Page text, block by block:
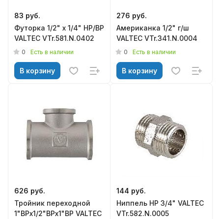
83 руб.
Футорка 1/2" х 1/4" НР/ВР
VALTEC VTr.581.N.0402
0 Есть в наличии
В корзину
276 руб.
Американка 1/2" г/ш
VALTEC VTr.341.N.0004
0 Есть в наличии
В корзину
626 руб.
Тройник переходной
1"ВРх1/2"ВРх1"ВР VALTEC
144 руб.
Ниппель НР 3/4" VALTEC
VTr.582.N.0005